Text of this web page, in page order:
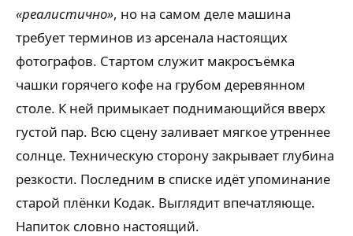
«реалистично», но на самом деле машина
требует терминов из арсенала настоящих
фотографов. Стартом служит макросъёмка
чашки горячего кофе на грубом деревянном
столе. К ней примыкает поднимающийся вверх
густой пар. Всю сцену заливает мягкое утреннее
солнце. Техническую сторону закрывает глубина
резкости. Последним в списке идёт упоминание
старой плёнки Кодак. Выглядит впечатляюще.
Напиток словно настоящий.